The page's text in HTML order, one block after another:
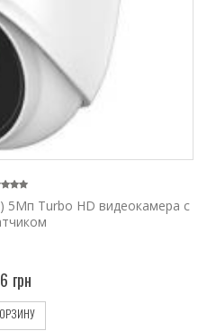
5Мп Turbo HD видеокамера с
грн